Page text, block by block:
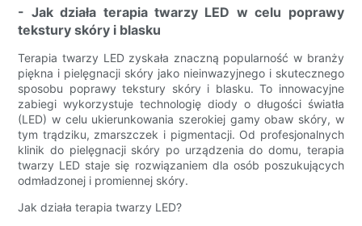
- Jak działa terapia twarzy LED w celu poprawy
tekstury skóry i blasku
Terapia twarzy LED zyskała znaczną popularność w branży
piękna i pielęgnacji skóry jako nieinwazyjnego i skutecznego
sposobu poprawy tekstury skóry i blasku. To innowacyjne
zabiegi wykorzystuje technologię diody o długości światła
(LED) w celu ukierunkowania szerokiej gamy obaw skóry, w
tym trądziku, zmarszczek i pigmentacji. Od profesjonalnych
klinik do pielęgnacji skóry po urządzenia do domu, terapia
twarzy LED staje się rozwiązaniem dla osób poszukujących
odmładzonej i promiennej skóry.
Jak działa terapia twarzy LED?